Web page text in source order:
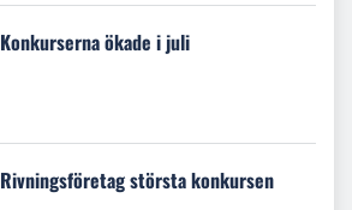
Konkurserna ökade i juli
Rivningsföretag största konkursen